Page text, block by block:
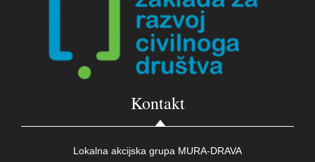
Kontakt
Lokalna akcijska grupa MURA-DRAVA